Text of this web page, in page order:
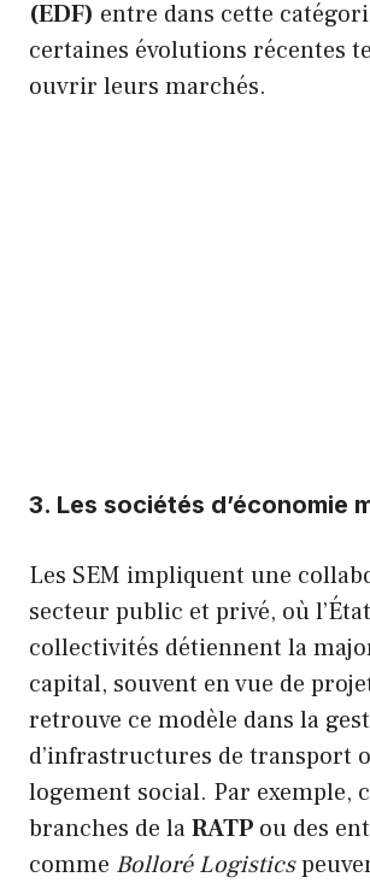
(EDF) entre dans cette
certaines évolutions récentes
ouvrir leurs marchés.
3. Les sociétés d’économie
Les SEM impliquent une
secteur public et privé, où
collectivités détiennent la
capital, souvent en vue de
retrouve ce modèle dans la
d’infrastructures de transport
logement social. Par exemple,
branches de laRATP ou des
comme Bolloré Logistics